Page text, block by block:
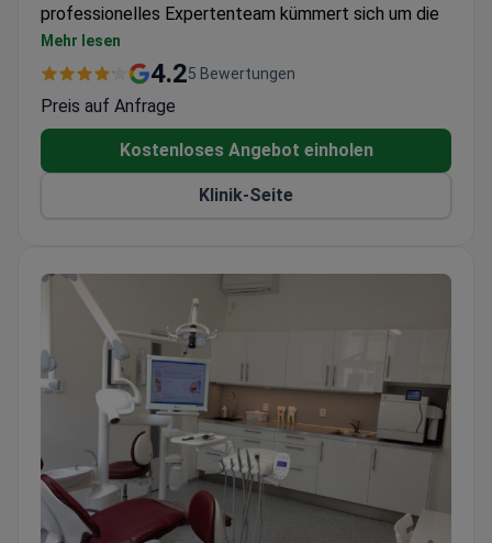
professionelles Expertenteam kümmert sich um die
Gewährleistung Ihrer Mundgesundheit und sorgt für
ein gesundes Lächeln.
Unsere in Prag gelegene Klinik ist leicht zu erreichen
und bietet bequeme Transportmöglichkeiten. Wir
bieten eine Reihe von Dienstleistungen an, darunter
Kinderzahnheilkunde, Implantate, Prothetik,
Zahnhygiene und Notfallversorgung.
Für Ihre Liebsten bieten wir auch
Nutzen Sie die Feiertage und schenken Sie ein
gesundes Lächeln.
Mehr lesen
4.25 Bewertungen
Preis auf Anfrage
Kostenloses Angebot einholen
Klinik-Seite